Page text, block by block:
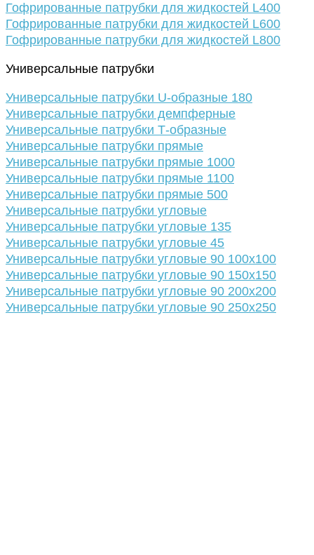
Гофрированные патрубки для жидкостей L400
Гофрированные патрубки для жидкостей L600
Гофрированные патрубки для жидкостей L800
Универсальные патрубки
Универсальные патрубки U-образные 180
Универсальные патрубки демпферные
Универсальные патрубки Т-образные
Универсальные патрубки прямые
Универсальные патрубки прямые 1000
Универсальные патрубки прямые 1100
Универсальные патрубки прямые 500
Универсальные патрубки угловые
Универсальные патрубки угловые 135
Универсальные патрубки угловые 45
Универсальные патрубки угловые 90 100х100
Универсальные патрубки угловые 90 150х150
Универсальные патрубки угловые 90 200х200
Универсальные патрубки угловые 90 250х250